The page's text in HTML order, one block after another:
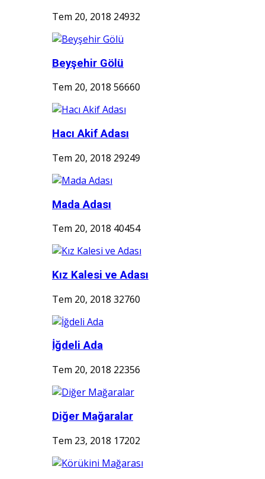
Tem 20, 2018 24932
Beyşehir Gölü
Tem 20, 2018 56660
Hacı Akif Adası
Tem 20, 2018 29249
Mada Adası
Tem 20, 2018 40454
Kız Kalesi ve Adası
Tem 20, 2018 32760
İğdeli Ada
Tem 20, 2018 22356
Diğer Mağaralar
Tem 23, 2018 17202